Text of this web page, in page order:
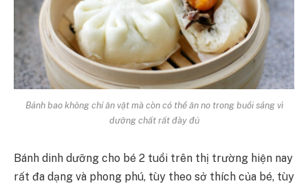
Bánh bao không chỉ ăn vặt mà còn có thể ăn no trong buổi sáng vì
dưỡng chất rất đày đủ
Bánh dinh dưỡng cho bé 2 tuổi trên thị trường hiện nay
rất đa dạng và phong phú, tùy theo sở thích của bé, tùy